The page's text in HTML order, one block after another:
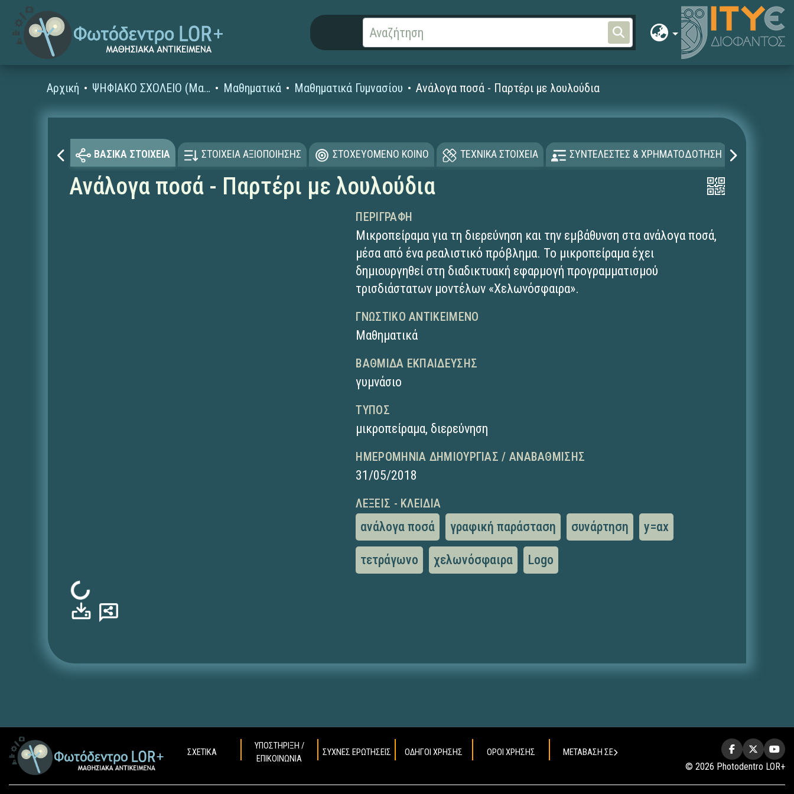
Αρχική ΨΗΦΙΑΚΟ ΣΧΟΛΕΙΟ (Μαθησιακά Αντικείμενα) Μαθηματικά Μαθηματικά Γυμνασίου Ανάλογα ποσά - Παρτέρι με λουλούδια
ΒΑΣΙΚΑ ΣΤΟΙΧΕΙΑ ΣΤΟΙΧΕΙΑ ΑΞΙΟΠΟΙΗΣΗΣ ΣΤΟΧΕΥΟΜΕΝΟ ΚΟΙΝΟ ΤΕΧΝΙΚΑ ΣΤΟΙΧΕΙΑ ΣΥΝΤΕΛΕΣΤΕΣ & ΧΡΗΜΑΤΟΔΟΤΗΣΗ
Ανάλογα ποσά - Παρτέρι με λουλούδια
Φόρτωση...
ΠΕΡΙΓΡΑΦΉ
Μικροπείραμα για τη διερεύνηση και την εμβάθυνση στα ανάλογα ποσά,
μέσα από ένα ρεαλιστικό πρόβλημα. Το μικροπείραμα έχει
δημιουργηθεί στη διαδικτυακή εφαρμογή προγραμματισμού
τρισδιάστατων μοντέλων «Χελωνόσφαιρα».
ΓΝΩΣΤΙΚΌ ΑΝΤΙΚΕΊΜΕΝΟ
Μαθηματικά
ΒΑΘΜΊΔΑ ΕΚΠΑΊΔΕΥΣΗΣ
γυμνάσιο
ΤΎΠΟΣ
μικροπείραμα, διερεύνηση
ΗΜΕΡΟΜΗΝΊΑ ΔΗΜΙΟΥΡΓΊΑΣ / ΑΝΑΒΆΘΜΙΣΗΣ
31/05/2018
ΛΈΞΕΙΣ - ΚΛΕΙΔΙΆ
ανάλογα ποσά γραφική παράσταση συνάρτηση y=αx
τετράγωνο χελωνόσφαιρα Logo
ΣΧΕΤΙΚΑ
ΥΠΟΣΤΗΡΙΞΗ /
ΕΠΙΚΟΙΝΩΝΙΑ
ΣΥΧΝΕΣ ΕΡΩΤΗΣΕΙΣ ΟΔΗΓΟΙ ΧΡΗΣΗΣ ΟΡΟΙ ΧΡΗΣΗΣ ΜΕΤΑΒΑΣΗ ΣΕ
© 2026 Photodentro LOR+